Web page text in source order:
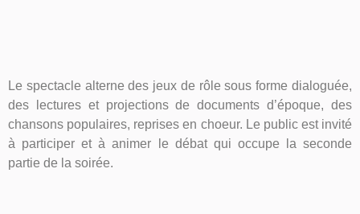
Le spectacle alterne des jeux de rôle sous forme dialoguée,
des lectures et projections de documents d’époque, des
chansons populaires, reprises en choeur. Le public est invité
à participer et à animer le débat qui occupe la seconde
partie de la soirée.